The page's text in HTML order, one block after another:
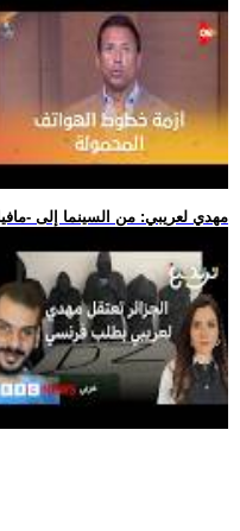
.. مهدي لعريبي: من السينما إلى -